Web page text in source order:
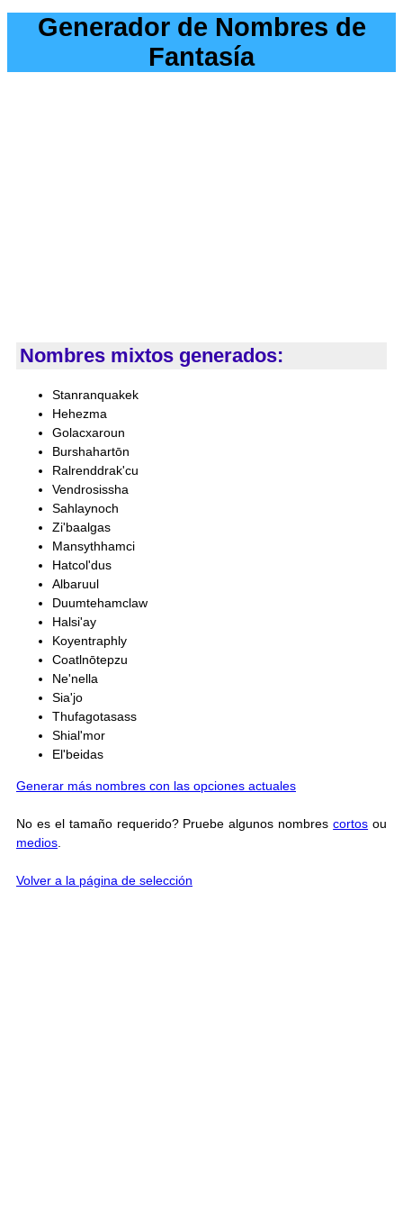
Generador de Nombres de
Fantasía
Nombres mixtos generados:
Stanranquakek
Hehezma
Golacxaroun
Burshahartōn
Ralrenddrak'cu
Vendrosissha
Sahlaynoch
Zi'baalgas
Mansythhamci
Hatcol'dus
Albaruul
Duumtehamclaw
Halsi'ay
Koyentraphly
Coatlnōtepzu
Ne'nella
Sia'jo
Thufagotasass
Shial'mor
El'beidas
Generar más nombres con las opciones actuales
No es el tamaño requerido? Pruebe algunos nombrescortos ou
medios
Volver a la página de selección